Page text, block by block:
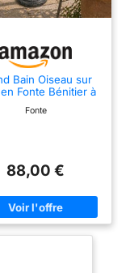
Bain Oiseau sur
Fonte Bénitier à
à Volatiles
Fonte
88,00 €